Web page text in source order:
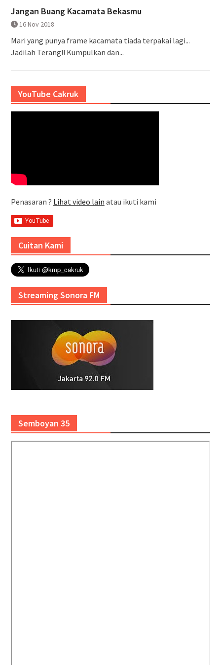
Jangan Buang Kacamata Bekasmu
16 Nov 2018
Mari yang punya frame kacamata tiada terpakai lagi...
Jadilah Terang!! Kumpulkan dan...
YouTube Cakruk
Penasaran ? Lihat video lain atau ikuti kami
Cuitan Kami
Streaming Sonora FM
Semboyan 35